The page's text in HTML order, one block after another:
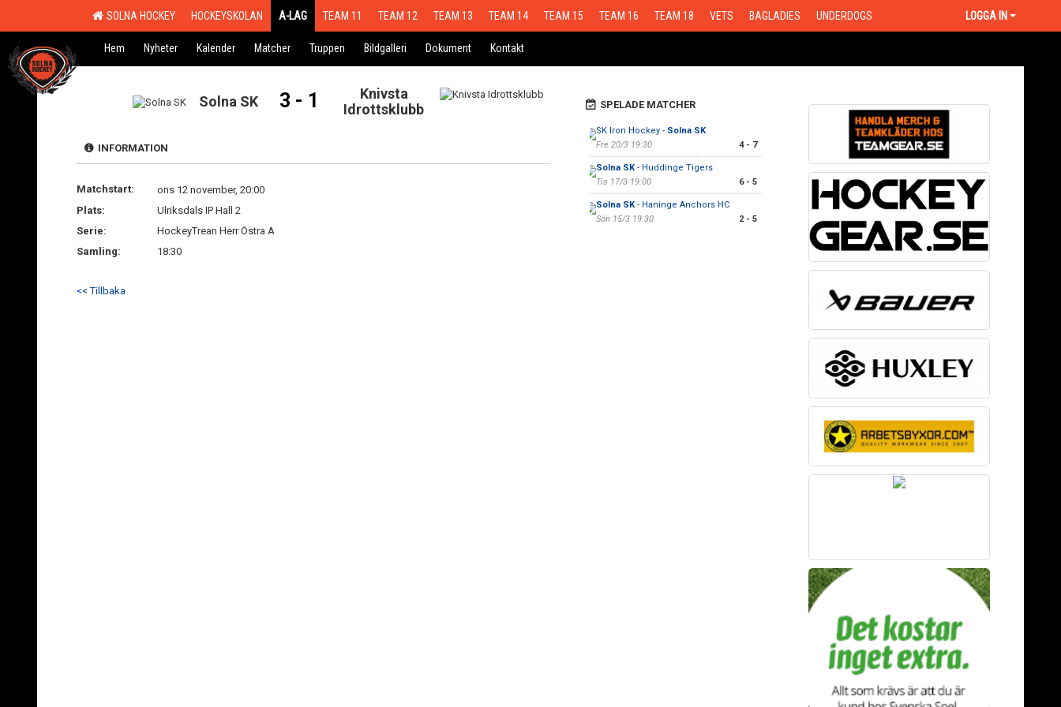
SOLNA HOCKEY HOCKEYSKOLAN A-LAG TEAM 11 TEAM 12 TEAM 13 TEAM 14 TEAM 15 TEAM 16 TEAM 18 VETS BAGLADIES UNDERDOGS LOGGA IN
Hem Nyheter Kalender Matcher Truppen Bildgalleri Dokument Kontakt
Solna SK 3 - 1
Knivsta
Idrottsklubb
INFORMATION
Matchstart:
ons 12 november, 20:00
Plats:
Ulriksdals IP Hall 2
Serie:
HockeyTrean Herr Östra A
Samling:
18:30
<< Tillbaka
SPELADE MATCHER
SK Iron Hockey - Solna SK
Fre 20/3 19:30
4 - 7
Solna SK- Huddinge Tigers
Tis 17/3 19:00
6 - 5
Solna SK- Haninge Anchors HC
Sön 15/3 19:30
2 - 5